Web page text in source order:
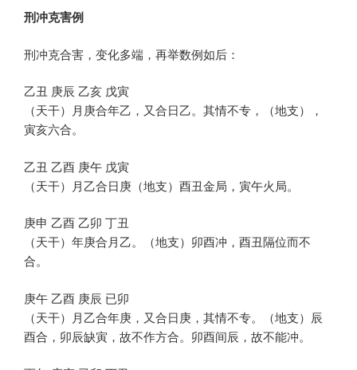
刑冲克害例
刑冲克合害，变化多端，再举数例如后：
乙丑 庚辰 乙亥 戊寅
（天干）月庚合年乙，又合日乙。其情不专，（地支），
寅亥六合。
乙丑 乙酉 庚午 戊寅
（天干）月乙合日庚（地支）酉丑金局，寅午火局。
庚申 乙酉 乙卯 丁丑
（天干）年庚合月乙。（地支）卯酉冲，酉丑隔位而不
合。
庚午 乙酉 庚辰 已卯
（天干）月乙合年庚，又合日庚，其情不专。（地支）辰
酉合，卯辰缺寅，故不作方合。卯酉间辰，故不能冲。